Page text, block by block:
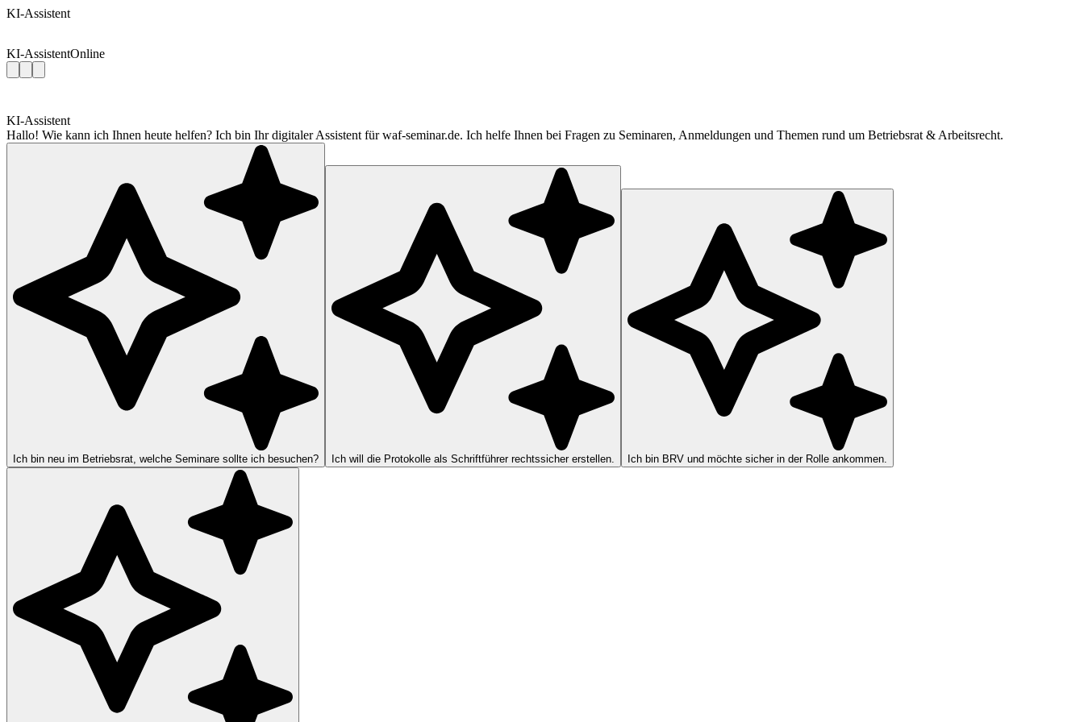
KI-Assistent
KI-AssistentOnline
KI-Assistent
Hallo! Wie kann ich Ihnen heute helfen? Ich bin Ihr digitaler Assistent für waf-seminar.de. Ich helfe Ihnen bei Fragen zu Seminaren, Anmeldungen und Themen rund um Betriebsrat & Arbeitsrecht.
Ich bin neu im Betriebsrat, welche Seminare sollte ich besuchen? Ich will die Protokolle als Schriftführer rechtssicher erstellen. Ich bin BRV und möchte sicher in der Rolle ankommen.